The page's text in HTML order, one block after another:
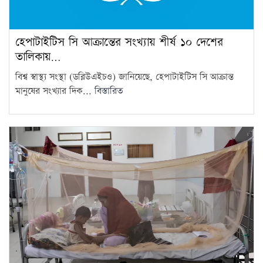
13
সমালোচনার মুখে হাতকড়া খুলে
দেওয়া হলেও আইসিইউতে
14
আগামী ১০ বছরের মধ্যে সরকার
গঠন করতে চায় এনসিপি: নাহিদ…
15
আজ থেকে সবার জন্য উন্মুক্ত
‘জুলাই গণঅভ্যুত্থান স্মৃতি জাদুঘর’
হেপাটাইটিস সি আক্রান্তের সংখ্যায় শীর্ষ ১০ দেশের
তালিকায়…
বিশ্ব স্বাস্থ্য সংস্থা (ডব্লিউএইচও) জানিয়েছে, হেপাটাইটিস সি আক্রান্ত
মানুষের সংখ্যার দিক...বিস্তারিত